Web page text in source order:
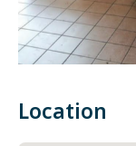
Location